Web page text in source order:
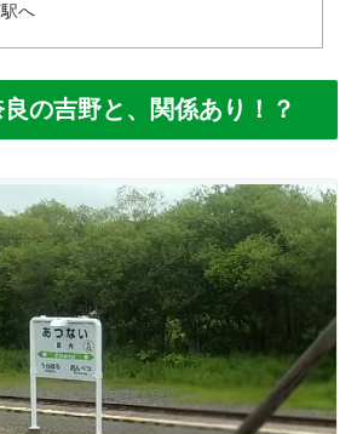
へ
の吉野と、関係あり！？